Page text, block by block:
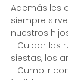
Además les
siempre
nuestros
- Cuidar las
siestas, los
- Cumplir